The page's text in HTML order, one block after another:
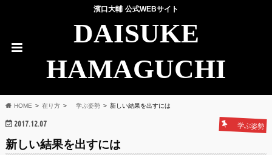
濱口大輔 公式WEBサイト
DAISUKE
HAMAGUCHI
HOME 在り方 学ぶ姿勢 新しい結果を出すには
2017.12.07 学ぶ姿勢
新しい結果を出すには